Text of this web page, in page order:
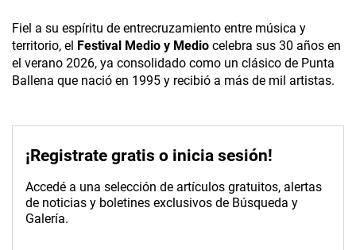
Fiel a su espíritu de entrecruzamiento entre música y
territorio, el Festival Medio y Medio celebra sus 30 años en
el verano 2026, ya consolidado como un clásico de Punta
Ballena que nació en 1995 y recibió a más de mil artistas.
¡Registrate gratis o inicia sesión!
Accedé a una selección de artículos gratuitos, alertas
de noticias y boletines exclusivos de Búsqueda y
Galería.